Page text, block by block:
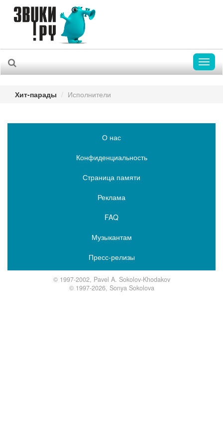
Хит-парады Исполнители
О нас
Конфиденциальность
Страница памяти
Реклама
FAQ
Музыкантам
Пресс-релизы
© 1997-2002, Pavel A. Sokolov-Khodakov
© 1997-2026, Sonya Sokolova